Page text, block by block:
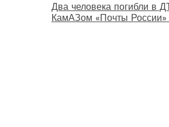
Два человека погибли в
КамАЗом «Почты России»